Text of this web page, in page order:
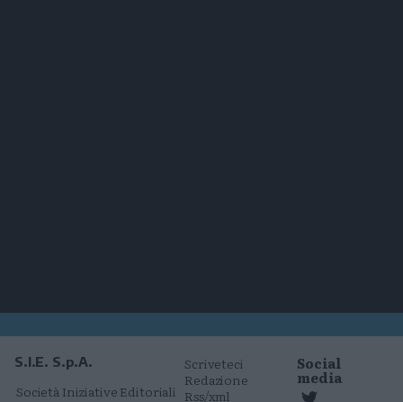
S.I.E. S.p.A.
Società Iniziative Editoriali
Scriveteci
Redazione
Rss/xml
Social
media